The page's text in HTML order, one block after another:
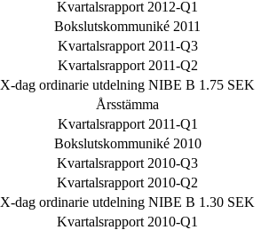
Kvartalsrapport 2012-Q1
Bokslutskommuniké 2011
Kvartalsrapport 2011-Q3
Kvartalsrapport 2011-Q2
X-dag ordinarie utdelning NIBE B 1.75 SEK
Årsstämma
Kvartalsrapport 2011-Q1
Bokslutskommuniké 2010
Kvartalsrapport 2010-Q3
Kvartalsrapport 2010-Q2
X-dag ordinarie utdelning NIBE B 1.30 SEK
Kvartalsrapport 2010-Q1